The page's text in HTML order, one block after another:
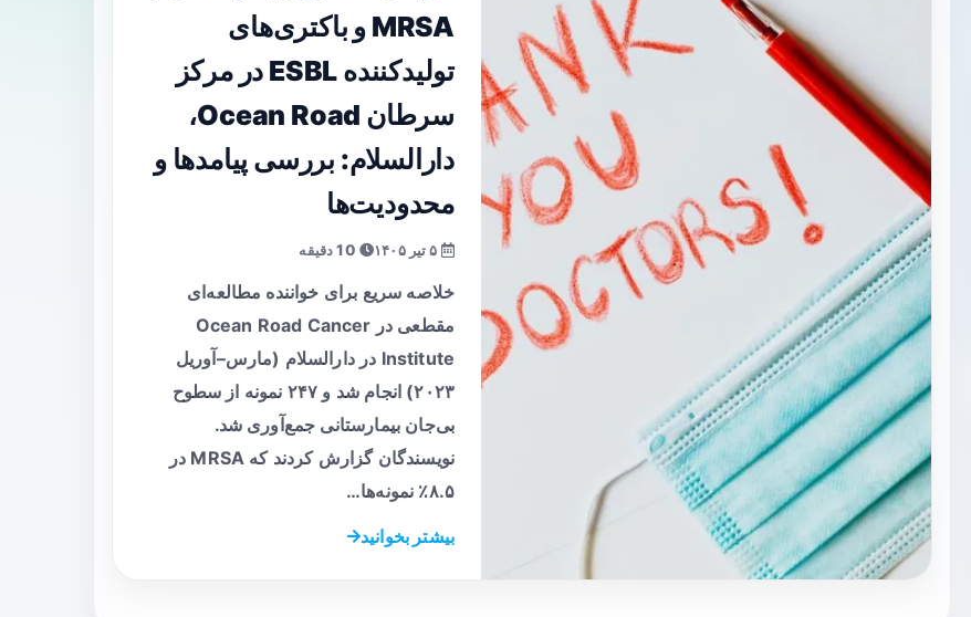
MRSA و باکتری‌های
تولیدکننده ESBL در مرکز
سرطان Ocean Road،
دارالسلام: بررسی پیامدها و
محدودیت‌ها
خلاصه سریع برای خواننده مطالعه‌ای
مقطعی در Ocean Road Cancer
Institute در دارالسلام (مارس–آوریل
۲۰۲۳) انجام شد و ۲۴۷ نمونه از سطوح
بی‌جان بیمارستانی جمع‌آوری شد.
نویسندگان گزارش کردند که MRSA در
۸.۵٪ نمونه‌ها…
بیشتر بخوانید